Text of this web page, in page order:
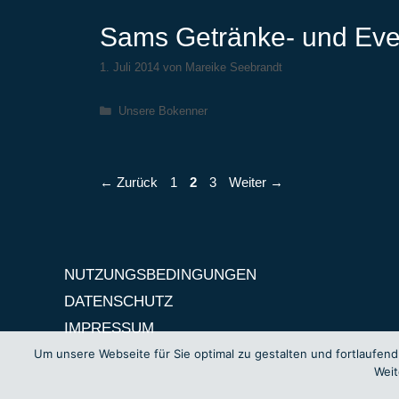
Sams Getränke- und
1. Juli 2014 von Mareike Seebrandt
Kategorien
Unsere Bokenner
← Zurück Seite
1 Seite
2 Seite
3 Weiter →
NUTZUNGSBEDINGUNGEN
DATENSCHUTZ
IMPRESSUM
Um unsere Webseite für Sie optimal zu gestalten und